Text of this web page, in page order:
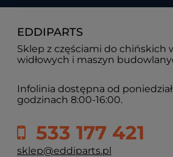
EDDIPARTS
Sklep z częściami do chińskich
widłowych i maszyn
Infolinia dostępna od
godzinach 8:00-16:00.
533 177 421
sklep@eddiparts.pl